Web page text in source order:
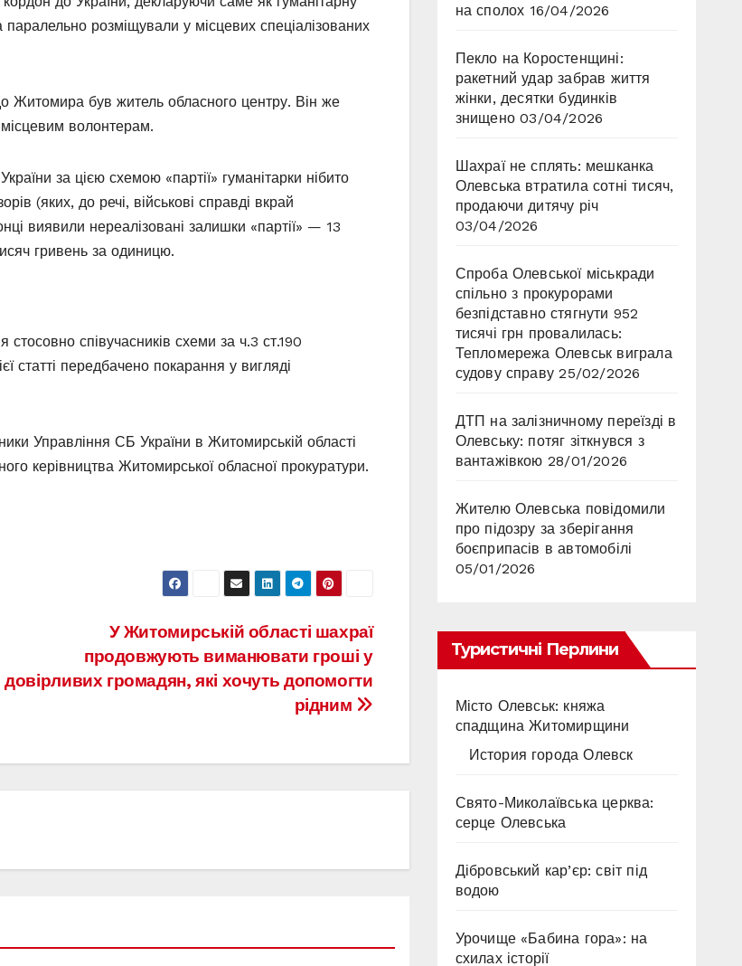
розміщували у місцевих спеціалізованих
Житомира був житель обласного центру. Він же
волонтерам.
за цією схемою «партії» гуманітарки нібито
(яких, до речі, військові справді вкрай
виявили нереалізовані залишки «партії» — 13
гривень за одиницю.
співучасників схеми за ч.3 ст.190
статті передбачено покарання у вигляді
Управління СБ України в Житомирській області
керівництва Житомирської обласної прокуратури.
У Житомирській області шахраї
продовжують виманювати гроші у
довірливих громадян, які хочуть допомогти
рідним
на сполох 16/04/2026
Пекло на Коростенщині:
ракетний удар забрав життя
жінки, десятки будинків
знищено 03/04/2026
Шахраї не сплять: мешканка
Олевська втратила сотні тисяч,
продаючи дитячу річ
03/04/2026
Спроба Олевської міськради
спільно з прокурорами
безпідставно стягнути 952
тисячі грн провалилась:
Тепломережа Олевськ виграла
судову справу 25/02/2026
ДТП на залізничному переїзді в
Олевську: потяг зіткнувся з
вантажівкою 28/01/2026
Жителю Олевська повідомили
про підозру за зберігання
боєприпасів в автомобілі
05/01/2026
Туристичні Перлини
Місто Олевськ: княжа
спадщина Житомирщини
История города Олевск
Свято-Миколаївська церква:
серце Олевська
Дібровський кар’єр: світ під
водою
Урочище «Бабина гора»: на
схилах історії